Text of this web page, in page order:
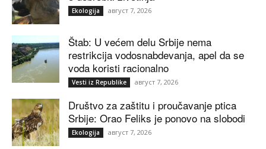
Ekologija август 7, 2026
Štab: U većem delu Srbije nema
restrikcija vodosnabdevanja, apel da se
voda koristi racionalno
Vesti iz Republike август 7, 2026
Društvo za zaštitu i proučavanje ptica
Srbije: Orao Feliks je ponovo na slobodi
Ekologija август 7, 2026